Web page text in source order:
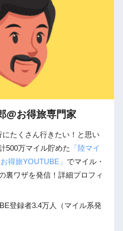
@お得旅専門家
たくさん行きたい！と思い
500万マイル貯めた
「陸マイ
お得旅YOUTUBE」 でマイル・
裏ワザを発信！詳細プロフィ
登録者3.4万人（マイル系発